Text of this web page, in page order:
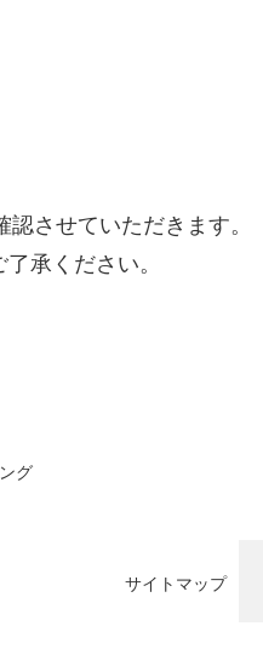
させていただきます。
承ください。
グ
サイトマップ